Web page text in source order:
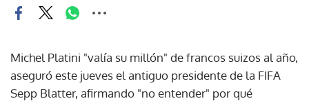
Michel Platini "valía su millón" de francos suizos al año,
aseguró este jueves el antiguo presidente de la FIFA
Sepp Blatter, afirmando "no entender" por qué